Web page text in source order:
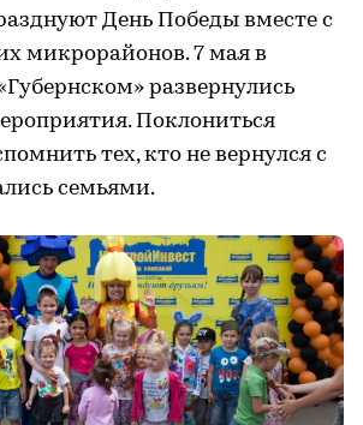
День Победы вместе с
микрорайонов. 7 мая в
развернулись
Поклониться
тех, кто не вернулся с
семьями.